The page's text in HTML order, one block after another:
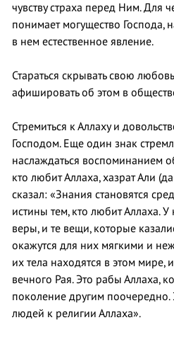
чувству страха перед Ним. Для
понимает могущество Господа,
в нем естественное явление.
Стараться скрывать свою
афишировать об этом в
Стремиться к Аллаху и
Господом. Еще один знак
наслаждаться воспоминанием
кто любит Аллаха, хазрат Али
сказал: «Знания становятся
истины тем, кто любит Аллаха.
веры, и те вещи, которые
окажутся для них мягкими и
их тела находятся в этом мире,
вечного Рая. Это рабы Аллаха,
поколение другим поочередно.
людей к религии Аллаха».